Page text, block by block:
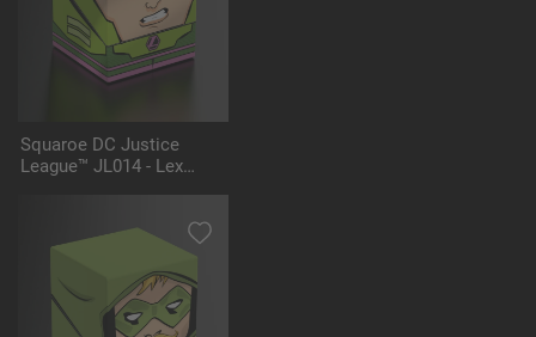
Squaroe DC Justice
League™ JL014 - Lex